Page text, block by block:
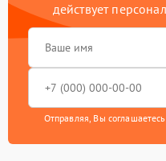
действует
Отправляя, Вы